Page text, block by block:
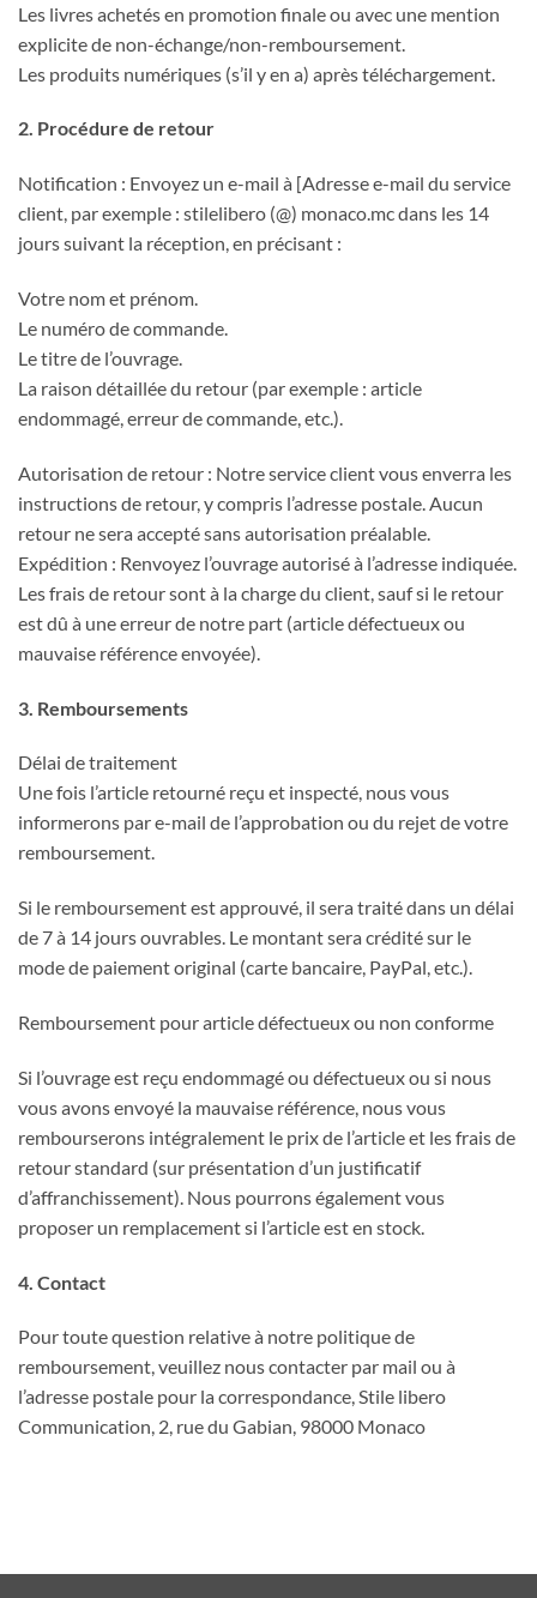
Les livres achetés en promotion finale ou avec une mention
explicite de non-échange/non-remboursement.
Les produits numériques (s’il y en a) après téléchargement.
2. Procédure de retour
Notification : Envoyez un e-mail à [Adresse e-mail du service
client, par exemple : stilelibero (@) monaco.mc dans les 14
jours suivant la réception, en précisant :
Votre nom et prénom.
Le numéro de commande.
Le titre de l’ouvrage.
La raison détaillée du retour (par exemple : article
endommagé, erreur de commande, etc.).
Autorisation de retour : Notre service client vous enverra les
instructions de retour, y compris l’adresse postale. Aucun
retour ne sera accepté sans autorisation préalable.
Expédition : Renvoyez l’ouvrage autorisé à l’adresse indiquée.
Les frais de retour sont à la charge du client, sauf si le retour
est dû à une erreur de notre part (article défectueux ou
mauvaise référence envoyée).
3. Remboursements
Délai de traitement
Une fois l’article retourné reçu et inspecté, nous vous
informerons par e-mail de l’approbation ou du rejet de votre
remboursement.
Si le remboursement est approuvé, il sera traité dans un délai
de 7 à 14 jours ouvrables. Le montant sera crédité sur le
mode de paiement original (carte bancaire, PayPal, etc.).
Remboursement pour article défectueux ou non conforme
Si l’ouvrage est reçu endommagé ou défectueux ou si nous
vous avons envoyé la mauvaise référence, nous vous
rembourserons intégralement le prix de l’article et les frais de
retour standard (sur présentation d’un justificatif
d’affranchissement). Nous pourrons également vous
proposer un remplacement si l’article est en stock.
4. Contact
Pour toute question relative à notre politique de
remboursement, veuillez nous contacter par mail ou à
l’adresse postale pour la correspondance, Stile libero
Communication, 2, rue du Gabian, 98000 Monaco